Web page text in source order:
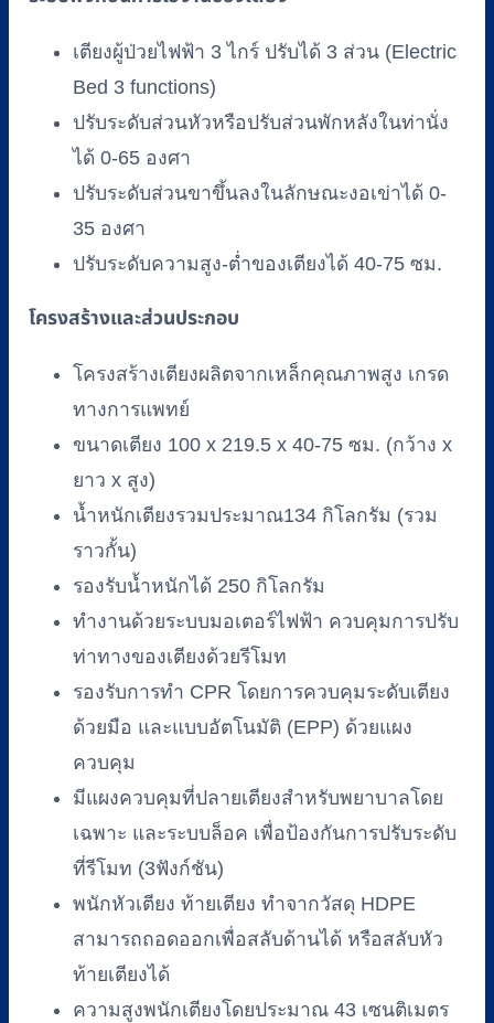
ราว
ปีกนก
เตียงผู้ป่วยไฟฟ้า 3 ไกร์ ปรับได้ 3 ส่วน (Electric
Bed 3 functions)
ปรับระดับส่วนหัวหรือปรับส่วนพักหลังในท่านั่ง
ได้ 0-65 องศา
ปรับระดับส่วนขาขึ้นลงในลักษณะงอเข่าได้ 0-
35 องศา
ปรับระดับความสูง-ต่ำของเตียงได้ 40-75 ซม.
โครงสร้างและส่วนประกอบ
โครงสร้างเตียงผลิตจากเหล็กคุณภาพสูง เกรด
ทางการแพทย์
ขนาดเตียง 100 x 219.5 x 40-75 ซม. (กว้าง x
ยาว x สูง)
น้ำหนักเตียงรวมประมาณ134 กิโลกรัม (รวม
ราวกั้น)
รองรับน้ำหนักได้ 250 กิโลกรัม
ทำงานด้วยระบบมอเตอร์ไฟฟ้า ควบคุมการปรับ
ท่าทางของเตียงด้วยรีโมท
รองรับการทำ CPR โดยการควบคุมระดับเตียง
ด้วยมือ และแบบอัตโนมัติ (EPP) ด้วยแผง
ควบคุม
มีแผงควบคุมที่ปลายเตียงสำหรับพยาบาลโดย
เฉพาะ และระบบล็อค เพื่อป้องกันการปรับระดับ
ที่รีโมท (3ฟังก์ชัน)
พนักหัวเตียง ท้ายเตียง ทำจากวัสดุ HDPE
สามารถถอดออกเพื่อสลับด้านได้ หรือสลับหัว
ท้ายเตียงได้
ความสูงพนักเตียงโดยประมาณ 43 เซนติเมตร